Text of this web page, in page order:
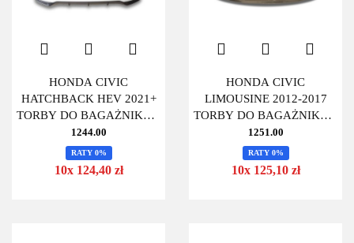
HONDA CIVIC
HATCHBACK HEV 2021+
TORBY DO BAGAŻNIKA 4
SZT
1244.00
RATY 0%
10x 124,40 zł
HONDA CIVIC
LIMOUSINE 2012-2017
TORBY DO BAGAŻNIKA 4
SZT
1251.00
RATY 0%
10x 125,10 zł